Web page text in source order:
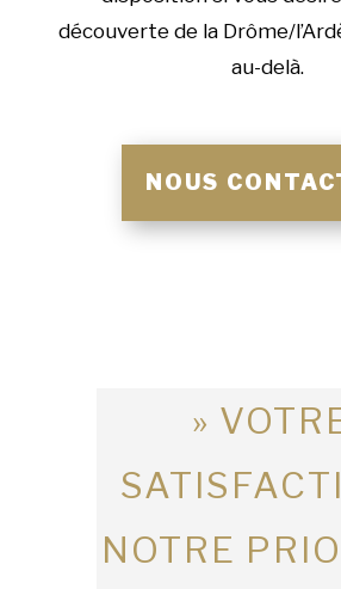
découverte de la Drôme/
au-delà.
NOUS
»
NOTRE